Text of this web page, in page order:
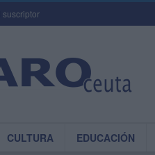
suscriptor
CULTURA EDUCACIÓN